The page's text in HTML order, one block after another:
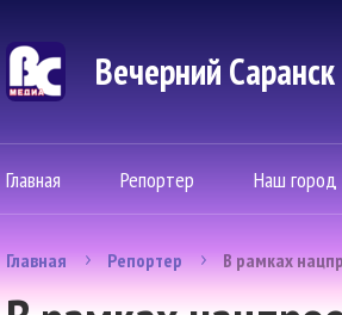
Вечерний
Главная Репортер Наш город
Главная Репортер В рамках